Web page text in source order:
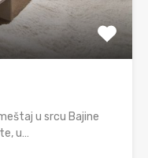
u srcu Bajine
u…